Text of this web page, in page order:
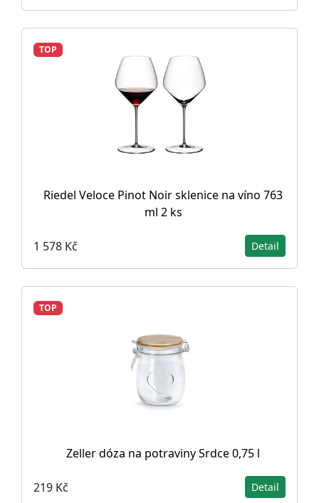
TOP
Riedel Veloce Pinot Noir sklenice na víno 763
ml 2 ks
1 578 Kč Detail
TOP
Zeller dóza na potraviny Srdce 0,75 l
219 Kč Detail